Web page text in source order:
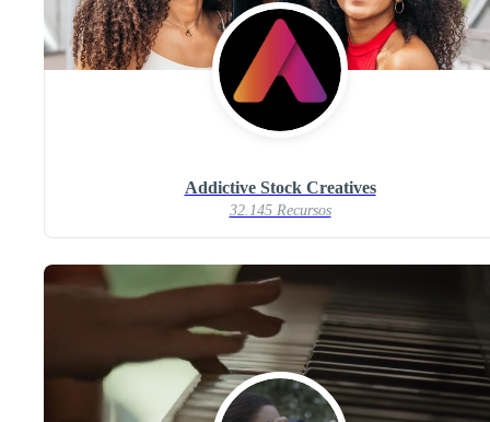
Addictive Stock Creatives
32.145 Recursos